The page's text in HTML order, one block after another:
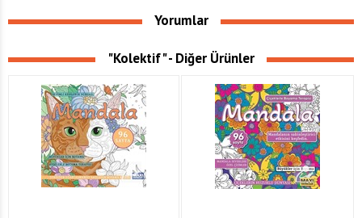
Yorumlar
"Kolektif" - Diğer Ürünler